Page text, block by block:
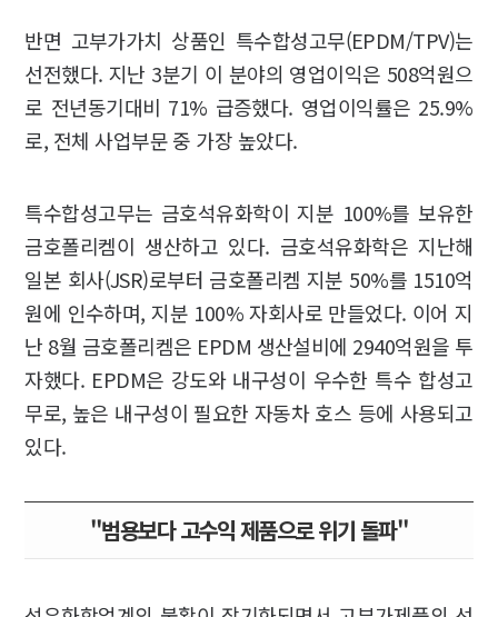
반면 고부가가치 상품인 특수합성고무(EPDM/TPV)는
선전했다. 지난 3분기 이 분야의 영업이익은 508억원으
로 전년동기대비 71% 급증했다. 영업이익률은 25.9%
로, 전체 사업부문 중 가장 높았다.
특수합성고무는 금호석유화학이 지분 100%를 보유한
금호폴리켐이 생산하고 있다. 금호석유화학은 지난해
일본 회사(JSR)로부터 금호폴리켐 지분 50%를 1510억
원에 인수하며, 지분 100% 자회사로 만들었다. 이어 지
난 8월 금호폴리켐은 EPDM 생산설비에 2940억원을 투
자했다. EPDM은 강도와 내구성이 우수한 특수 합성고
무로, 높은 내구성이 필요한 자동차 호스 등에 사용되고
있다.
"범용보다 고수익 제품으로 위기 돌파"